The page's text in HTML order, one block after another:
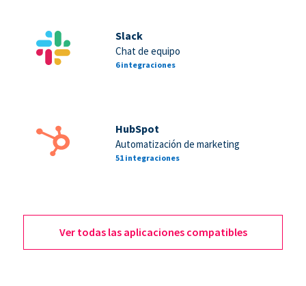
Slack
Chat de equipo
6 integraciones
HubSpot
Automatización de marketing
51 integraciones
Ver todas las aplicaciones compatibles